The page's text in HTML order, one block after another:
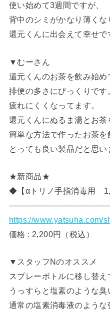
使い始めて3週間ですが、
背中のシミがかなり薄くな
還元くんに出会えて幸せで
▼むーさん
還元くんのお茶を飲み始め
排便の多さにびっくりです
疲れにくくなってます。
還元くんにぬるま湯とお茶
簡単な方法で作ったお茶を
とっても良い製品だと思い
★新商品★
◆【αトリノ手指消毒用
https://www.yatsuha.com/
価格 : 2,200円（税込）
▼スタッフNのオススメ
スプレーボトルに移し替え
うっすらと塩素のような臭
通常の塩素消毒液のよう